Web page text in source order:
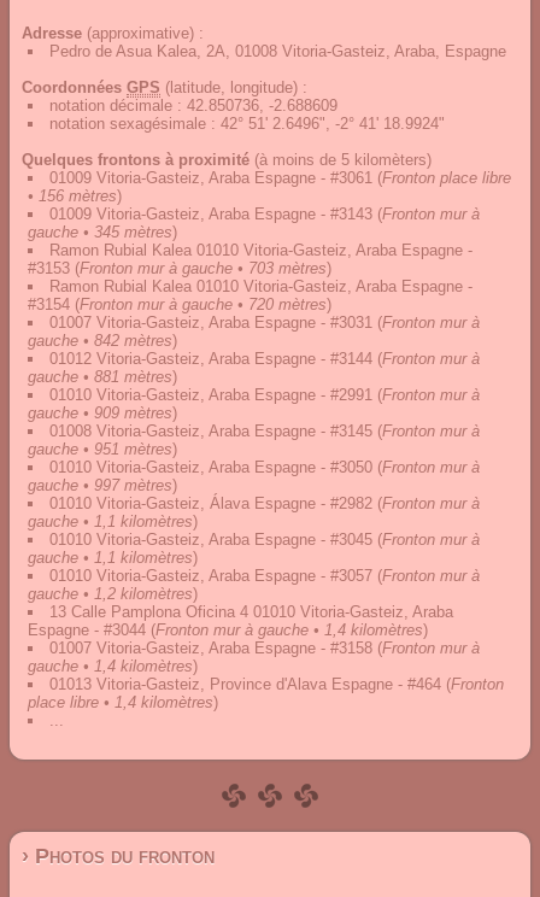
Adresse (approximative) :
Pedro de Asua Kalea, 2A, 01008 Vitoria-Gasteiz, Araba, Espagne
Coordonnées GPS (latitude, longitude) :
notation décimale : 42.850736, -2.688609
notation sexagésimale : 42° 51' 2.6496", -2° 41' 18.9924"
Quelques frontons à proximité (à moins de 5 kilomèters)
01009 Vitoria-Gasteiz, Araba Espagne - #3061 (Fronton place libre
• 156 mètres)
01009 Vitoria-Gasteiz, Araba Espagne - #3143 (Fronton mur à
gauche • 345 mètres)
Ramon Rubial Kalea 01010 Vitoria-Gasteiz, Araba Espagne -
#3153 (Fronton mur à gauche • 703 mètres)
Ramon Rubial Kalea 01010 Vitoria-Gasteiz, Araba Espagne -
#3154 (Fronton mur à gauche • 720 mètres)
01007 Vitoria-Gasteiz, Araba Espagne - #3031 (Fronton mur à
gauche • 842 mètres)
01012 Vitoria-Gasteiz, Araba Espagne - #3144 (Fronton mur à
gauche • 881 mètres)
01010 Vitoria-Gasteiz, Araba Espagne - #2991 (Fronton mur à
gauche • 909 mètres)
01008 Vitoria-Gasteiz, Araba Espagne - #3145 (Fronton mur à
gauche • 951 mètres)
01010 Vitoria-Gasteiz, Araba Espagne - #3050 (Fronton mur à
gauche • 997 mètres)
01010 Vitoria-Gasteiz, Álava Espagne - #2982 (Fronton mur à
gauche • 1,1 kilomètres)
01010 Vitoria-Gasteiz, Araba Espagne - #3045 (Fronton mur à
gauche • 1,1 kilomètres)
01010 Vitoria-Gasteiz, Araba Espagne - #3057 (Fronton mur à
gauche • 1,2 kilomètres)
13 Calle Pamplona Oficina 4 01010 Vitoria-Gasteiz, Araba
Espagne - #3044 (Fronton mur à gauche • 1,4 kilomètres)
01007 Vitoria-Gasteiz, Araba Espagne - #3158 (Fronton mur à
gauche • 1,4 kilomètres)
01013 Vitoria-Gasteiz, Province d'Alava Espagne - #464 (Fronton
place libre • 1,4 kilomètres)
...
› Photos du fronton